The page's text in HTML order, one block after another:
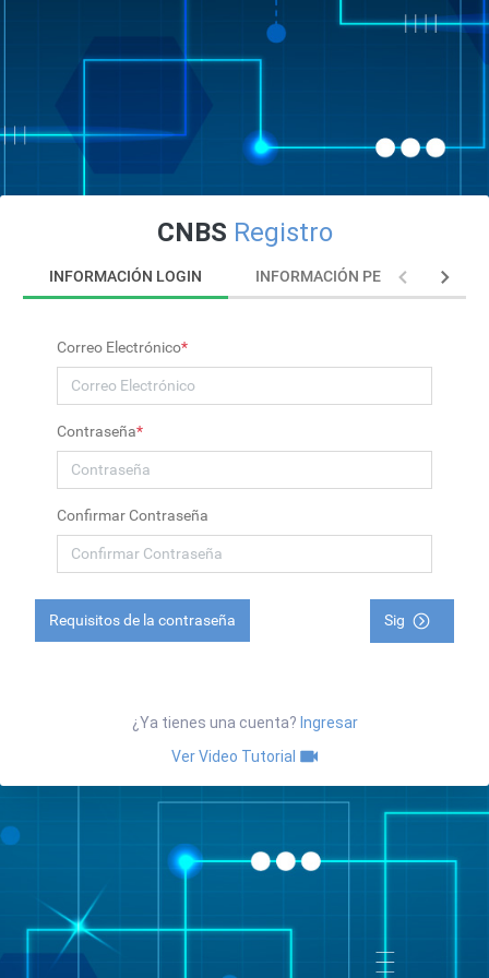
CNBS Registro
INFORMACIÓN LOGIN INFORMACIÓN PERSONAL
Correo Electrónico*
Contraseña*
Confirmar Contraseña
Requisitos de la contraseña Sig
¿Ya tienes una cuenta? Ingresar
Ver Video Tutorial